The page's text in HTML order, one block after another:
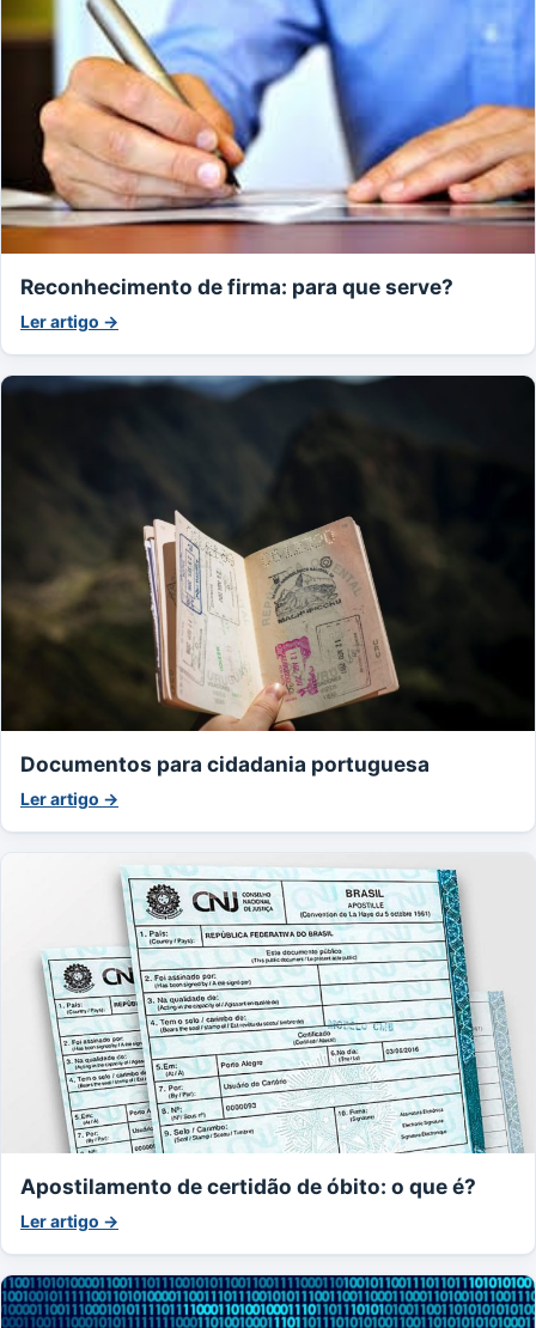
Reconhecimento de firma: para que serve?
Ler artigo →
Documentos para cidadania portuguesa
Ler artigo →
Apostilamento de certidão de óbito: o que é?
Ler artigo →